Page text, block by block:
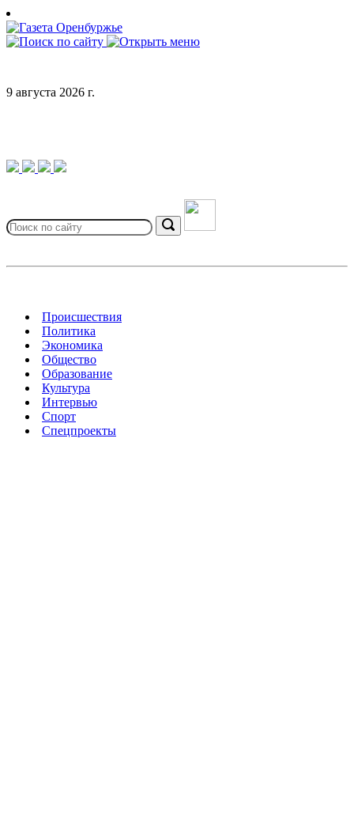
Skip
to
content
9 августа 2026 г.
for:
Search
Происшествия
Политика
Экономика
Общество
Образование
Культура
Интервью
Спорт
Спецпроекты